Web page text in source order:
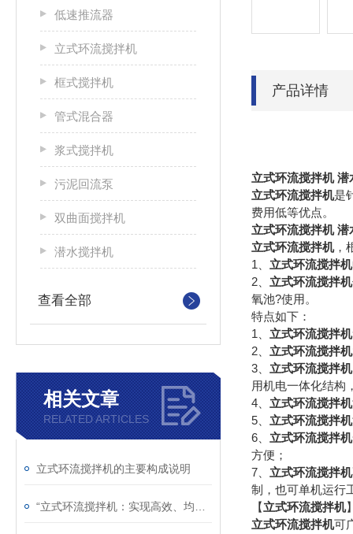
低速推流器
立式环流搅拌机
框式搅拌机
管式混合器
浆式搅拌机
污泥回流泵
双曲面搅拌机
潜水搅拌机
查看全部
相关文章
RELATED ARTICLES
立式环流搅拌机的主要构成说明
产品详情
立式环流搅拌机 潜
立式环流搅拌机是
费用低等优点。
立式环流搅拌机 潜
立式环流搅拌机，
1、 立式环流搅拌机
2、 立式环流搅拌机
氧池?使用。
特点如下：
1、 立式环流搅拌机
2、 立式环流搅拌机
3、 立式环流搅拌机
用机电一体化结构
4、 立式环流搅拌机
5、 立式环流搅拌机
6、 立式环流搅拌机
方便；
7、 立式环流搅拌机
制，也可单机运行
【立式环流搅拌机
立式环流搅拌机可